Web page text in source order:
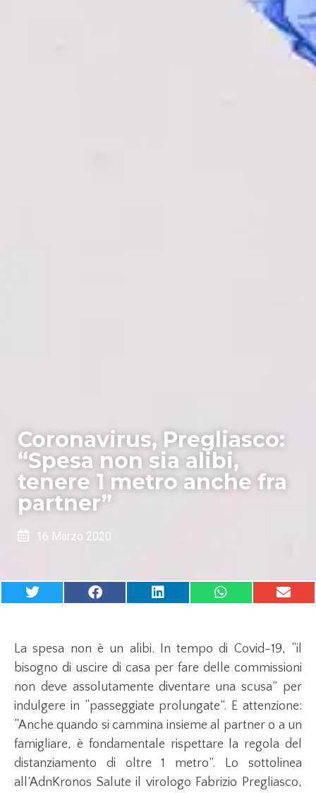
Coronavirus, Pregliasco:
“Spesa non sia alibi,
tenere 1 metro anche fra
partner”
16 Marzo 2020
La spesa non è un alibi. In tempo di Covid-19, “il
bisogno di uscire di casa per fare delle commissioni
non deve assolutamente diventare una scusa” per
indulgere in “passeggiate prolungate”. E attenzione:
“Anche quando si cammina insieme al partner o a un
famigliare, è fondamentale rispettare la regola del
distanziamento di oltre 1 metro”. Lo sottolinea
all’AdnKronos Salute il virologo Fabrizio Pregliasco,